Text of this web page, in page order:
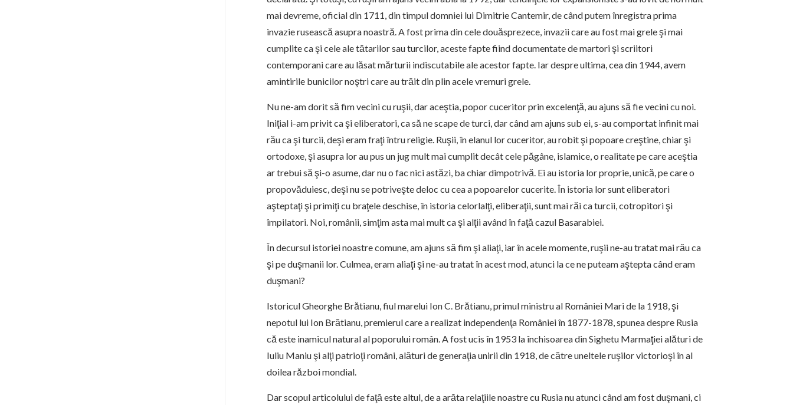
mai devreme, oficial din 1711, din timpul domniei lui Dimitrie Cantemir, de când putem înregistra prima
invazie rusească asupra noastră. A fost prima din cele douăsprezece, invazii care au fost mai grele şi mai
cumplite ca şi cele ale tătarilor sau turcilor, aceste fapte fiind documentate de martori şi scriitori
contemporani care au lăsat mărturii indiscutabile ale acestor fapte. Iar despre ultima, cea din 1944, avem
amintirile bunicilor noştri care au trăit din plin acele vremuri grele.
Nu ne-am dorit să fim vecini cu ruşii, dar aceştia, popor cuceritor prin excelenţă, au ajuns să fie vecini cu noi.
Iniţial i-am privit ca şi eliberatori, ca să ne scape de turci, dar când am ajuns sub ei, s-au comportat infinit mai
rău ca şi turcii, deşi eram fraţi întru religie. Ruşii, în elanul lor cuceritor, au robit şi popoare creştine, chiar şi
ortodoxe, şi asupra lor au pus un jug mult mai cumplit decât cele păgâne, islamice, o realitate pe care aceştia
ar trebui să şi-o asume, dar nu o fac nici astăzi, ba chiar dimpotrivă. Ei au istoria lor proprie, unică, pe care o
propovăduiesc, deşi nu se potriveşte deloc cu cea a popoarelor cucerite. În istoria lor sunt eliberatori
aşteptaţi şi primiţi cu braţele deschise, în istoria celorlalţi, eliberaţii, sunt mai răi ca turcii, cotropitori şi
împilatori. Noi, românii, simţim asta mai mult ca şi alţii având în faţă cazul Basarabiei.
În decursul istoriei noastre comune, am ajuns să fim şi aliaţi, iar în acele momente, ruşii ne-au tratat mai rău ca
şi pe duşmanii lor. Culmea, eram aliaţi şi ne-au tratat în acest mod, atunci la ce ne puteam aştepta când eram
duşmani?
Istoricul Gheorghe Brătianu, fiul marelui Ion C. Brătianu, primul ministru al României Mari de la 1918, şi
nepotul lui Ion Brătianu, premierul care a realizat independenţa României în 1877-1878, spunea despre Rusia
că este inamicul natural al poporului român. A fost ucis în 1953 la închisoarea din Sighetu Marmaţiei alături de
Iuliu Maniu şi alţi patrioţi români, alături de generaţia unirii din 1918, de către uneltele ruşilor victorioşi în al
doilea război mondial.
Dar scopul articolului de faţă este altul, de a arăta relaţiile noastre cu Rusia nu atunci când am fost duşmani, ci